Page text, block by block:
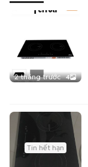
2 tháng trước 4
Tin hết hạn